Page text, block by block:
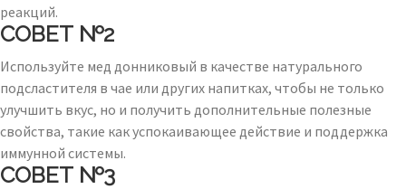
реакций.
СОВЕТ №2
Используйте мед донниковый в качестве натурального
подсластителя в чае или других напитках, чтобы не только
улучшить вкус, но и получить дополнительные полезные
свойства, такие как успокаивающее действие и поддержка
иммунной системы.
СОВЕТ №3